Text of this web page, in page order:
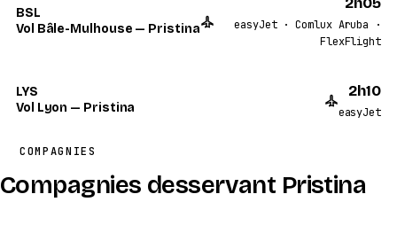
BSL
Vol Bâle-Mulhouse — Pristina
easyJet · Comlux Aruba ·
FlexFlight
LYS
Vol Lyon — Pristina
2h10
easyJet
COMPAGNIES
Compagnies desservant Pristina